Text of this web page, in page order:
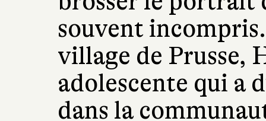
souvent
village de Prusse,
adolescente qui a
dans la